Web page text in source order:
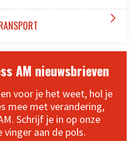

AM nieuwsbrieven
voor je het weet, hol je
mee met verandering,
Schrijf je in op onze
vinger aan de pols.